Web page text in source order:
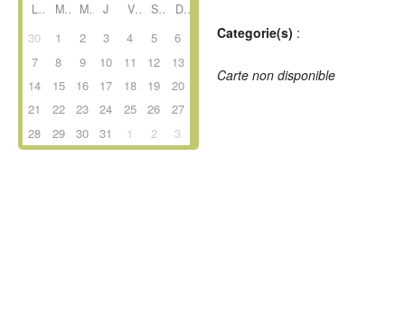
L M M J V S D
30 1 2 3 4 5
6
7
8 9 10 11 12
13
14
15 16 17 18 19
20
21
22 23 24 25 26
27
28
29 30 31 1 2 3
Categorie(s) :
Carte non disponible